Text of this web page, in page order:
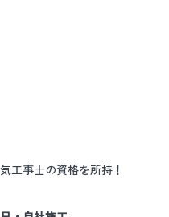
工事士の資格を所持！